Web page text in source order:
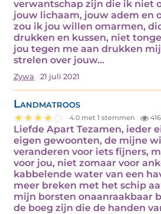
verwantschap zijn die ik niet
jouw lichaam, jouw adem en
zou ik jou willen omarmen,
drukken en kussen, niet
jou tegen me aan drukken
strelen over jouw…
Zywa 21 juli 2021
Landmatroos
4.0 met 1 stemmen 416
Liefde Apart Tezamen, ieder
eigen gewoonten, de mijne
veranderen voor iets fijners,
voor jou, niet zomaar voor
kabbelende water van een
meer breken met het schip
mijn borsten onaanraakbaar
de boeg zijn die de handen